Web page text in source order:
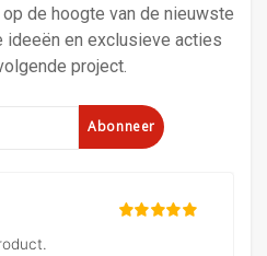
de hoogte van de nieuwste
ideeën en exclusieve acties
project.
Abonneer